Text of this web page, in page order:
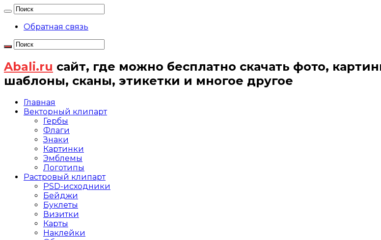
Обратная связь
Abali.ru сайт, где можно бесплатно скачать фото,
шаблоны, сканы, этикетки и многое другое
Главная
Векторный клипарт
Гербы
Флаги
Знаки
Картинки
Эмблемы
Логотипы
Растровый клипарт
PSD-исходники
Бейджи
Буклеты
Визитки
Карты
Наклейки